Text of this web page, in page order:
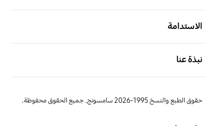
الاستدامة
نبذة عنا
حقوق الطبع والنسخ 1995-2026 سامسونج. جميع الحقوق محفوظة.